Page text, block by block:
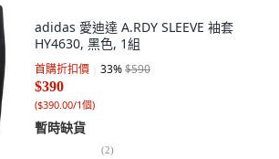
adidas 愛迪達 A.RDY SLEEVE 袖套
HY4630, 黑色, 1組
首購折扣價 33%$590
$390
($390.00/1個)
暫時缺貨
(2)